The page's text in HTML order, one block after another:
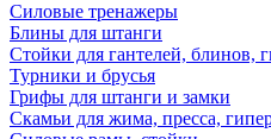
Силовые тренажеры
Блины для штанги
Стойки для гантелей, блинов,
Турники и брусья
Грифы для штанги и замки
Скамьи для жима, пресса,